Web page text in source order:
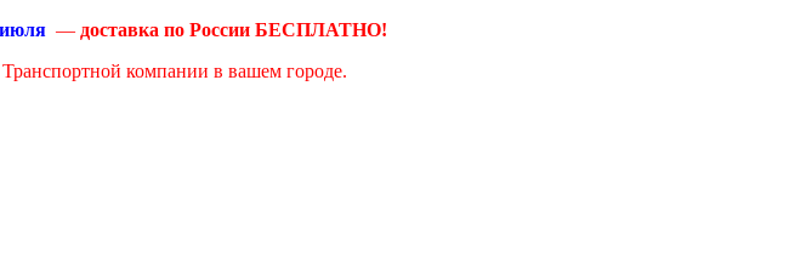
— доставка по России БЕСПЛАТНО!
компании в вашем городе.